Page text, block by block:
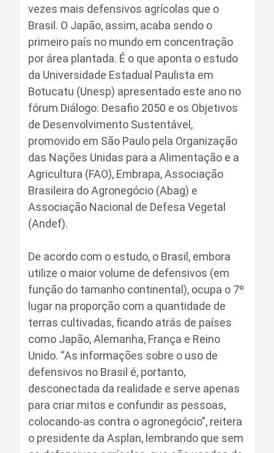
vezes mais defensivos agrícolas que o
Brasil. O Japão, assim, acaba sendo o
primeiro país no mundo em concentração
por área plantada. É o que aponta o estudo
da Universidade Estadual Paulista em
Botucatu (Unesp) apresentado este ano no
fórum Diálogo: Desafio 2050 e os Objetivos
de Desenvolvimento Sustentável,
promovido em São Paulo pela Organização
das Nações Unidas para a Alimentação e a
Agricultura (FAO), Embrapa, Associação
Brasileira do Agronegócio (Abag) e
Associação Nacional de Defesa Vegetal
(Andef).
De acordo com o estudo, o Brasil, embora
utilize o maior volume de defensivos (em
função do tamanho continental), ocupa o 7º
lugar na proporção com a quantidade de
terras cultivadas, ficando atrás de países
como Japão, Alemanha, França e Reino
Unido. “As informações sobre o uso de
defensivos no Brasil é, portanto,
desconectada da realidade e serve apenas
para criar mitos e confundir as pessoas,
colocando-as contra o agronegócio”, reitera
o presidente da Asplan, lembrando que sem